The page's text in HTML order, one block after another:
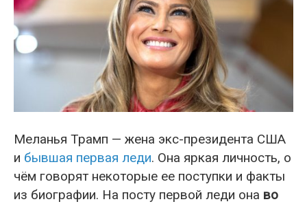
Меланья Трамп — жена экс-президента США
и бывшая первая леди. Она яркая личность, о
чём говорят некоторые ее поступки и факты
из биографии. На посту первой леди она во